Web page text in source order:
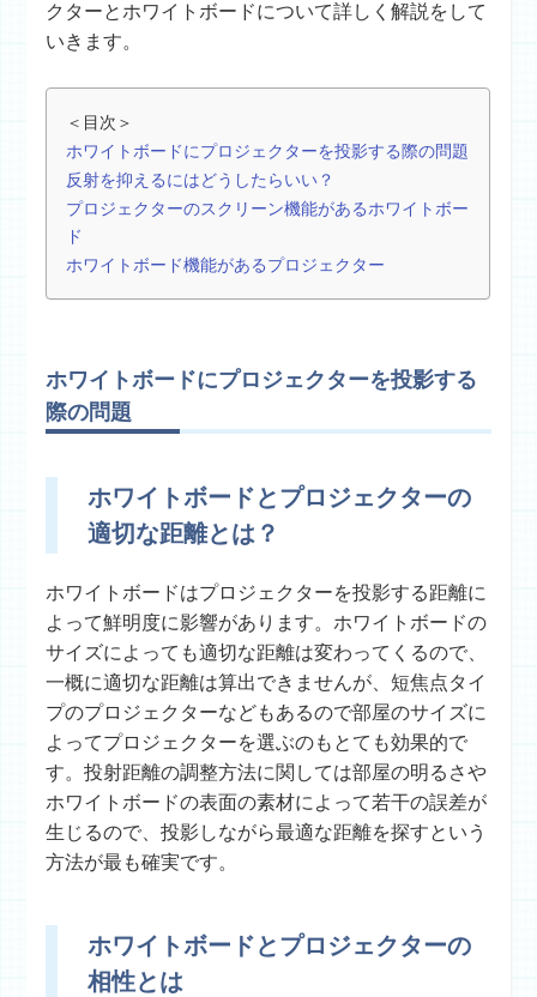
クターとホワイトボードについて詳しく解説をして
いきます。
＜目次＞
ホワイトボードにプロジェクターを投影する際の問題
反射を抑えるにはどうしたらいい？
プロジェクターのスクリーン機能があるホワイトボー
ド
ホワイトボード機能があるプロジェクター
ホワイトボードにプロジェクターを投影する
際の問題
ホワイトボードとプロジェクターの
適切な距離とは？
ホワイトボードはプロジェクターを投影する距離に
よって鮮明度に影響があります。ホワイトボードの
サイズによっても適切な距離は変わってくるので、
一概に適切な距離は算出できませんが、短焦点タイ
プのプロジェクターなどもあるので部屋のサイズに
よってプロジェクターを選ぶのもとても効果的で
す。投射距離の調整方法に関しては部屋の明るさや
ホワイトボードの表面の素材によって若干の誤差が
生じるので、投影しながら最適な距離を探すという
方法が最も確実です。
ホワイトボードとプロジェクターの
相性とは